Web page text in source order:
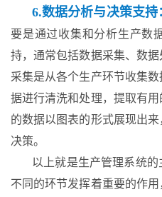
6.数据分析与决策支持
要是通过收集和分析生产数
持，通常包括数据采集、数
采集是从各个生产环节收集
据进行清洗和处理，提取有
的数据以图表的形式展现出
决策。
以上就是生产管理系统
不同的环节发挥着重要的作